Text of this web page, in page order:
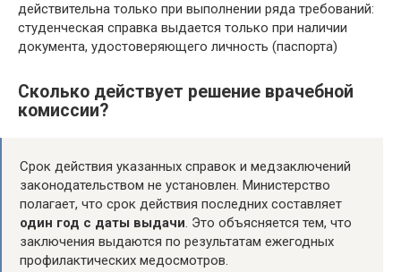
действительна только при выполнении ряда требований:
студенческая справка выдается только при наличии
документа, удостоверяющего личность (паспорта)
Сколько действует решение врачебной
комиссии?
Срок действия указанных справок и медзаключений
законодательством не установлен. Министерство
полагает, что срок действия последних составляет
один год с даты выдачи. Это объясняется тем, что
заключения выдаются по результатам ежегодных
профилактических медосмотров.